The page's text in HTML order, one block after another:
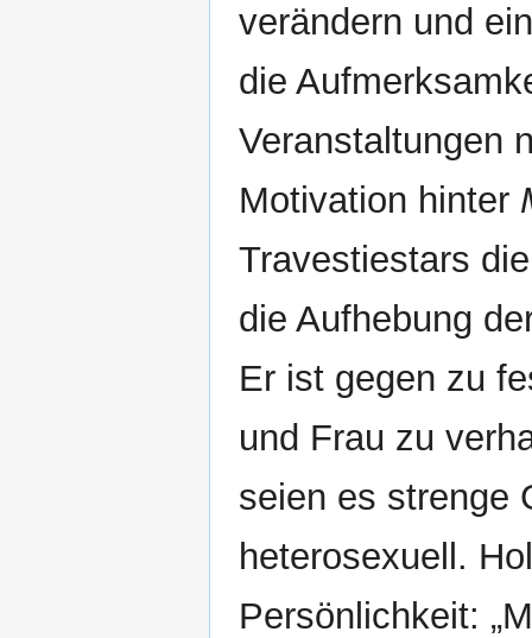
verändern und
die
Veranstaltungen
Motivation hinter
Travestiestars
die Aufhebung
Er ist gegen zu
und Frau zu
seien es strenge
heterosexuell.
Persönlichkeit: